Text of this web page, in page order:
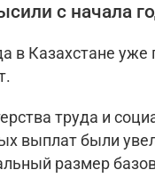
с начала
в Казахстане
труда и
выплат были
размер